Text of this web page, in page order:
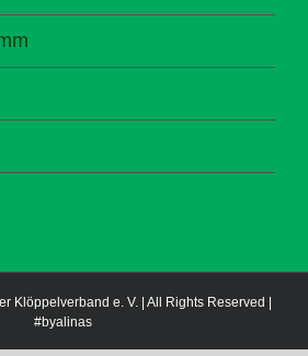
Klöppelverband e. V. | All Rights Reserved |
#byalinas